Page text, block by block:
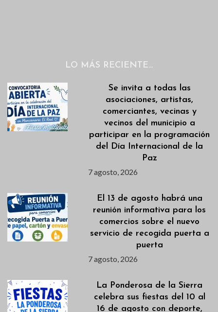
LO MÁS RECIENTE…
Se invita a todas las
asociaciones, artistas,
comerciantes, vecinas y
vecinos del municipio a
participar en la programación
del Día Internacional de la
Paz
7 agosto, 2026
El 13 de agosto habrá una
reunión informativa para los
comercios sobre el nuevo
servicio de recogida puerta a
puerta
7 agosto, 2026
La Ponderosa de la Sierra
celebra sus fiestas del 10 al
16 de agosto con deporte,